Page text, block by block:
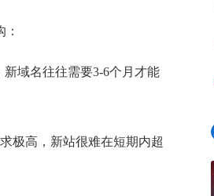
域名往往需要3-6个月才能
极高，新站很难在短期内超
流量密码
更新3